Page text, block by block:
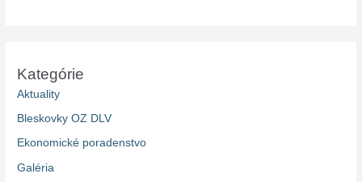
Kategórie
Aktuality
Bleskovky OZ DLV
Ekonomické poradenstvo
Galéria